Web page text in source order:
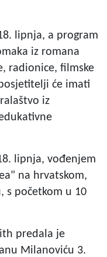
lipnja, a program
iz romana
radionice, filmske
će imati
iz
lipnja, vođenjem
na hrvatskom,
s početkom u 10
predala je
Milanoviću 3.